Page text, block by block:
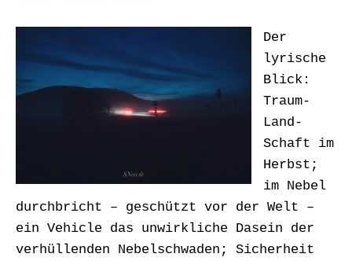
Der
lyrische
Blick:
Traum-
Land-
Schaft im
Herbst;
im Nebel
durchbricht – geschützt vor der Welt –
ein Vehicle das unwirkliche Dasein der
verhüllenden Nebelschwaden; Sicherheit